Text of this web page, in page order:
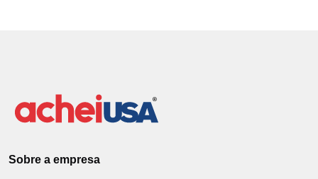
Sobre a empresa